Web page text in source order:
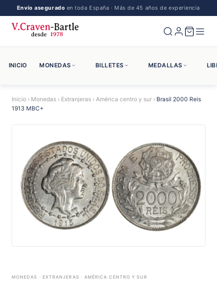
Envío asegurado en toda España · Más de 45 años de experiencia
INICIO MONEDAS BILLETES MEDALLAS
Inicio › Monedas › Extranjeras › América centro y sur › Brasil 2000 Reis
1913 MBC+
MONEDAS · EXTRANJERAS · AMÉRICA CENTRO Y SUR